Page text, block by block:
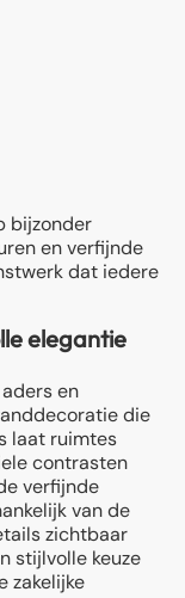
bijzonder
en verfijnde
dat iedere
elegantie
en
die
laat ruimtes
contrasten
verfijnde
van de
zichtbaar
stijlvolle keuze
zakelijke